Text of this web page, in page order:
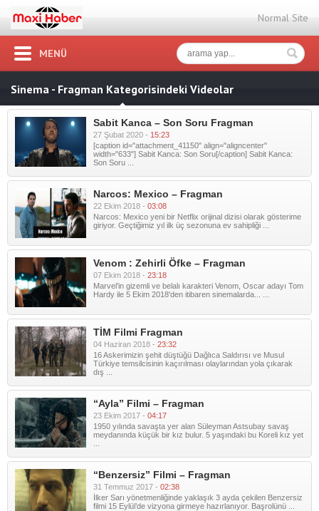
Normal Site
MENÜ
Sinema - Fragman Kategorisindeki Videolar
Sabit Kanca – Son Soru Fragman
27 Şubat 2020 - 15:23
[caption id="attachment_41150" align="aligncenter"
width="633"] Sabit Kanca: Son Soru[/caption] Sabit Kanca:
Son Soru ...
Narcos: Mexico – Fragman
22 Ekim 2018 - 03:08
Narcos: Mexico yeni bir Netflix orijinal dizisi olarak gösterime
giriyor. Geçtiğimiz yıl ilk üç sezonuna ev sahipliği ...
Venom : Zehirli Öfke – Fragman
07 Ekim 2018 - 23:18
Marvel’in gizemli ve belalı karakteri Venom, Oscar adayı Tom
Hardy ile 5 Ekim 2018'den itibaren sinemalarda... ...
TİM Filmi Fragman
04 Haziran 2018 - 23:32
16 Askerimizin şehit düştüğü Dağlıca Saldırısı ve Musul
Türkiye temsilcisinin kaçırılması olaylarından yola çıkarak
dış ...
“Ayla” Filmi – Fragman
23 Ekim 2017 - 04:17
1950 yılında savaşta yer alan Süleyman Astsubay savaş
meydanında küçük bir kız bulur. 5 yaşındaki bu Koreli kız yet
“Benzersiz” Filmi – Fragman
31 Temmuz 2017 - 02:38
İlker Sarı yönetmenliğinde yaklaşık 3 ayda çekilen Benzersiz
filmi 15 Eylül’de vizyona girmeye hazırlanıyor. Başrolünü ...